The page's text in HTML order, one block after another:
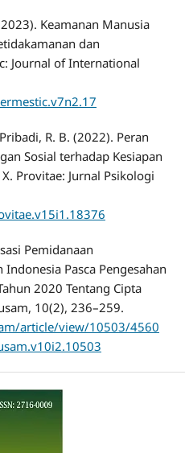
Keamanan Manusia
dan
Journal of International
R. B. (2022). Peran
Sosial terhadap Kesiapan
Provitae: Jurnal Psikologi
Pemidanaan
Pasca Pengesahan
2020 Tentang Cipta
10(2), 236–259.
article/view/10503/4560